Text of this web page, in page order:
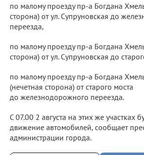
по малому проезду пр-а Богдана
сторона) от ул. Супруновская до
переезда,
по малому проезду пр-а Богдана
сторона) от ул. Супруновская до
по малому проезду пр-а Богдана
(нечетная сторона) от старого моста
до железнодорожного переезда.
С 07.00 2 августа на этих же участках
движение автомобилей, сообщает
администрации города.